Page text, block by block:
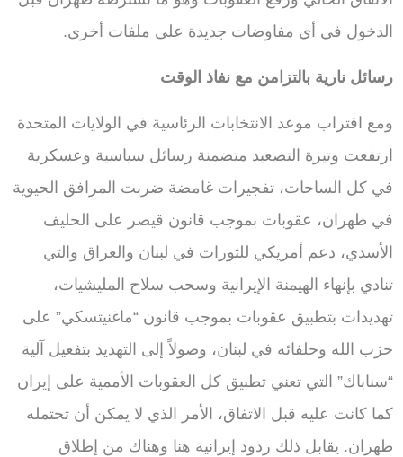
الدخول في أي مفاوضات جديدة على ملفات أخرى.
رسائل نارية بالتزامن مع نفاذ الوقت
ومع اقتراب موعد الانتخابات الرئاسية في الولايات المتحدة
ارتفعت وتيرة التصعيد متضمنة رسائل سياسية وعسكرية
في كل الساحات، تفجيرات غامضة ضربت المرافق الحيوية
في طهران، عقوبات بموجب قانون قيصر على الحليف
الأسدي، دعم أمريكي للثورات في لبنان والعراق والتي
تنادي بإنهاء الهيمنة الإيرانية وسحب سلاح المليشيات،
تهديدات بتطبيق عقوبات بموجب قانون “ماغنيتسكي” على
حزب الله وحلفائه في لبنان، وصولاً إلى التهديد بتفعيل آلية
“سناباك” التي تعني تطبيق كل العقوبات الأممية على إيران
كما كانت عليه قبل الاتفاق، الأمر الذي لا يمكن أن تحتمله
طهران. يقابل ذلك ردود إيرانية هنا وهناك من إطلاق